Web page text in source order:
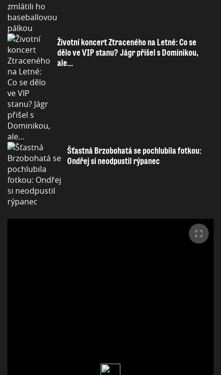
Životní koncert Ztraceného na Letné: Co se
dělo ve VIP stanu? Jágr přišel s Dominikou,
ale...
Šťastná Brzobohatá se pochlubila fotkou:
Ondřej si neodpustil rýpanec